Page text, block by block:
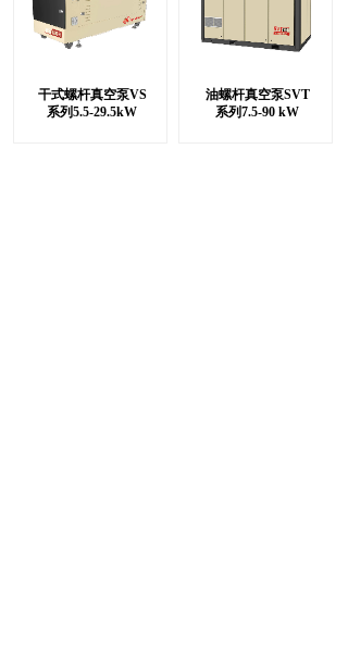
干式螺杆真空泵VS
系列5.5-29.5kW
油螺杆真空泵SVT
系列7.5-90 kW